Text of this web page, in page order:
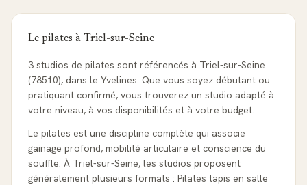
Le pilates à Triel-sur-Seine
3 studios de pilates sont référencés à Triel-sur-Seine
(78510), dans le Yvelines. Que vous soyez débutant ou
pratiquant confirmé, vous trouverez un studio adapté à
votre niveau, à vos disponibilités et à votre budget.
Le pilates est une discipline complète qui associe
gainage profond, mobilité articulaire et conscience du
souffle. À Triel-sur-Seine, les studios proposent
généralement plusieurs formats : Pilates tapis en salle